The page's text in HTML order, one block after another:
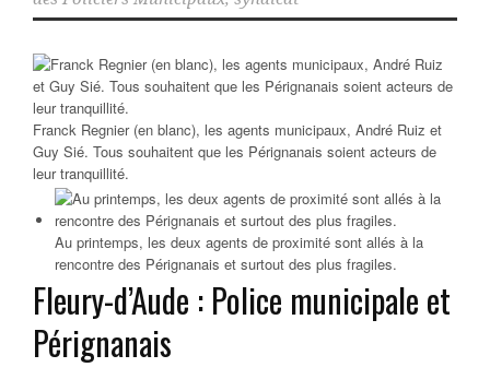
Franck Regnier (en blanc), les agents municipaux, André Ruiz et
Guy Sié. Tous souhaitent que les Pérignanais soient acteurs de
leur tranquillité.
Au printemps, les deux agents de proximité sont allés à la
rencontre des Pérignanais et surtout des plus fragiles.
Fleury-d’Aude : Police municipale et
Pérignanais